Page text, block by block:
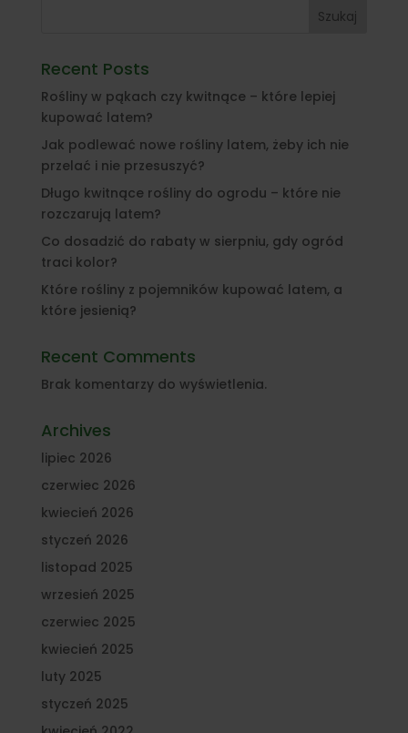
Szukaj
Recent Posts
Rośliny w pąkach czy kwitnące – które lepiej
kupować latem?
Jak podlewać nowe rośliny latem, żeby ich nie
przelać i nie przesuszyć?
Długo kwitnące rośliny do ogrodu – które nie
rozczarują latem?
Co dosadzić do rabaty w sierpniu, gdy ogród
traci kolor?
Które rośliny z pojemników kupować latem, a
które jesienią?
Recent Comments
Brak komentarzy do wyświetlenia.
Archives
lipiec 2026
czerwiec 2026
kwiecień 2026
styczeń 2026
listopad 2025
wrzesień 2025
czerwiec 2025
kwiecień 2025
luty 2025
styczeń 2025